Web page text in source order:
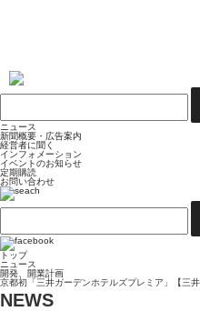
ニュース
新聞概要・広告案内
経営者に聞く
インフォメーション
イベントのお知らせ
定期購読
お問い合わせ
トップ
ニュース
開発、開業計画
京都初「三井ガーデンホテルズプレミア」【三
NEWS